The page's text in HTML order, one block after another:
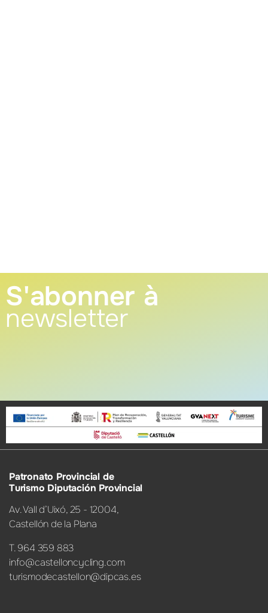
S'abonner à
newsletter
Patronato Provincial de
Turismo Diputación Provincial
Av. Vall d’Uixó, 25 - 12004,
Castellón de la Plana
T. 964 359 883
info@castelloncycling.com
turismodecastellon@dipcas.es